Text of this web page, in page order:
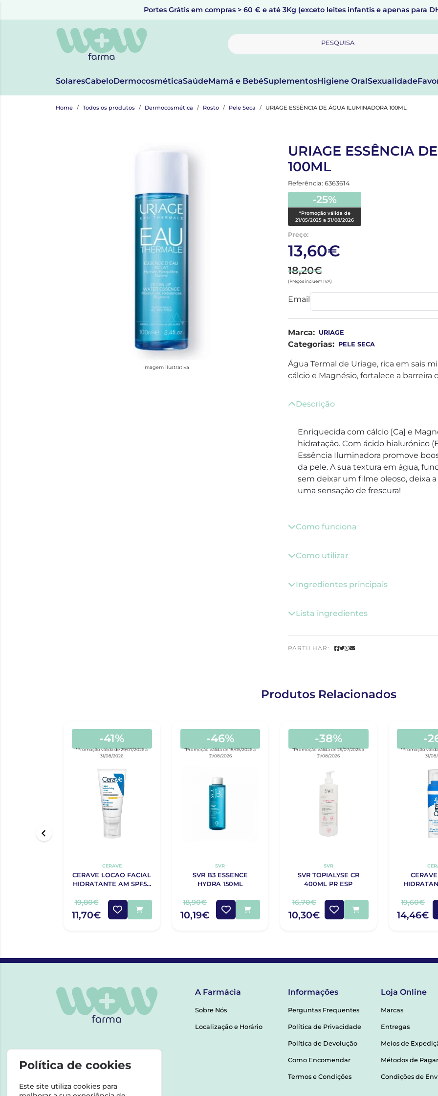
Portes Grátis em compras > 60 € e até 3Kg (exceto leites infantis e apenas para
PESQUISA
SolaresCabeloDermocosméticaSaúdeMamã e BebéSuplementosHigiene OralSexualidade
Home Todos os produtos Dermocosmética Rosto Pele Seca URIAGE ESSÊNCIA DE ÁGUA ILUMINADORA 100ML
Imagem ilustrativa
URIAGE ESSÊNCIA
100ML
Referência: 6363614
-25%
*Promoção válida de
21/05/2025 a 31/08/2026
Preço:
13,60€
18,20€
(Preços incluem IVA)
Email
Marca: URIAGE
Categorias: PELE SECA
Água Termal de Uriage, rica em sais
cálcio e Magnésio, fortalece a barreira
Descrição
Enriquecida com cálcio [Ca] e
hidratação. Com ácido hialurónico
Essência Iluminadora promove
da pele. A sua textura em água,
sem deixar um filme oleoso, deixa
uma sensação de frescura!
Como funciona
Como utilizar
Ingredientes principais
Lista ingredientes
PARTILHAR:
Produtos Relacionados
-41%
*Promoção válida de 29/07/2026 a
31/08/2026
CERAVE
CERAVE LOCAO FACIAL
HIDRATANTE AM SPF50
19,80€
11,70€
-46%
*Promoção válida de 18/05/2026 a
31/08/2026
SVR
SVR B3 ESSENCE
HYDRA 150ML
18,90€
10,19€
-38%
*Promoção válida de 25/07/2025 a
31/08/2026
SVR
SVR TOPIALYSE CR
400ML PR ESP
16,70€
10,30€
-
*Promoção
31/
19,60€
14,46€
A Farmácia
Sobre Nós
Localização e Horário
Informações
Perguntas Frequentes
Política de Privacidade
Política de Devolução
Como Encomendar
Termos e Condições
Loja Online
Marcas
Entregas
Meios de
Métodos de
Condições de
Política de cookies
Este site utiliza cookies para